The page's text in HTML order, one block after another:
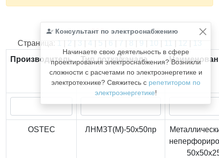
Консультант по электроснабжению
Начинаете свою деятельность в сфере
проектирования электроснабжения? Возникли
сложности с расчетами по электроэнергетике и
электротехнике? Свяжитесь с репетитором по
электроэнергетике!
Найдено366из366записей.
Страница: 1 | 2 | 3 | 4 | 5 | 6 | 7 | 8 | 9 | 10 | 11 | 12 | 13
Производитель
Тип лотка/канала
OSTEC ЛНМЗТ(М)-50x50пр